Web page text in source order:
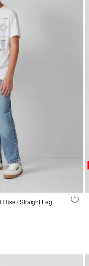
Rise / Straight Leg